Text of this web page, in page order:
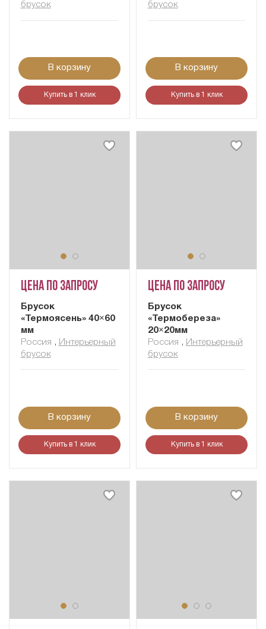
брусок
В корзину
Купить в 1 клик
брусок
В корзину
Купить в 1 клик
Цена по запросу
Брусок
«Термоясень» 40×60
мм
Россия , Интерьерный
брусок
В корзину
Купить в 1 клик
Цена по запросу
Брусок
«Термобереза»
20×20мм
Россия , Интерьерный
брусок
В корзину
Купить в 1 клик